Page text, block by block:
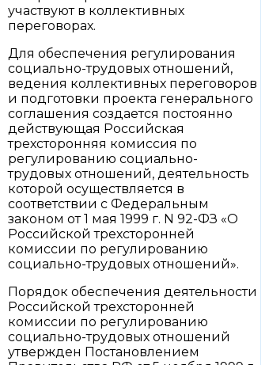
участвуют в коллективных
переговорах.
Для обеспечения регулирования
социально-трудовых отношений,
ведения коллективных переговоров
и подготовки проекта генерального
соглашения создается постоянно
действующая Российская
трехсторонняя комиссия по
регулированию социально-
трудовых отношений, деятельность
которой осуществляется в
соответствии с Федеральным
законом от 1 мая 1999 г. N 92-ФЗ «О
Российской трехсторонней
комиссии по регулированию
социально-трудовых отношений».
Порядок обеспечения деятельности
Российской трехсторонней
комиссии по регулированию
социально-трудовых отношений
утвержден Постановлением